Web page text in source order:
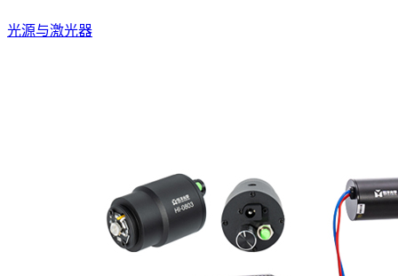
光源与激光器